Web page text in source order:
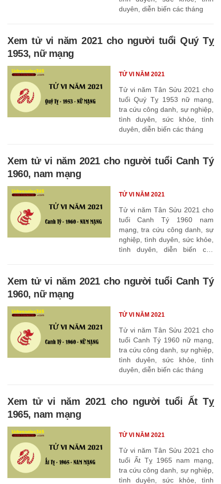
duyên, diễn biến các tháng
Xem tử vi năm 2021 cho người tuổi Quý Tỵ
1953, nữ mạng
Tử vi năm Tân Sửu 2021 cho
tuổi Quý Tỵ 1953 nữ mạng,
tra cứu công danh, sự nghiệp,
tình duyên, sức khỏe, tình
duyên, diễn biến các tháng
TỬ VI NĂM 2021
Xem tử vi năm 2021 cho người tuổi Canh Tý
1960, nam mạng
Tử vi năm Tân Sửu 2021 cho
tuổi Canh Tý 1960 nam
mạng, tra cứu công danh, sự
nghiệp, tình duyên, sức khỏe,
tình duyên, diễn biến các
TỬ VI NĂM 2021
Xem tử vi năm 2021 cho người tuổi Canh Tý
1960, nữ mạng
Tử vi năm Tân Sửu 2021 cho
tuổi Canh Tý 1960 nữ mạng,
tra cứu công danh, sự nghiệp,
tình duyên, sức khỏe, tình
duyên, diễn biến các tháng
TỬ VI NĂM 2021
Xem tử vi năm 2021 cho người tuổi Ất Tỵ
1965, nam mạng
Tử vi năm Tân Sửu 2021 cho
tuổi Ất Tỵ 1965 nam mạng,
tra cứu công danh, sự nghiệp,
tình duyên, sức khỏe, tình
TỬ VI NĂM 2021